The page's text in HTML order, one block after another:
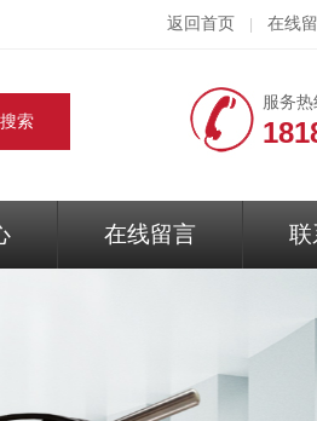
返回首页 在线
服务热
在线留言 联